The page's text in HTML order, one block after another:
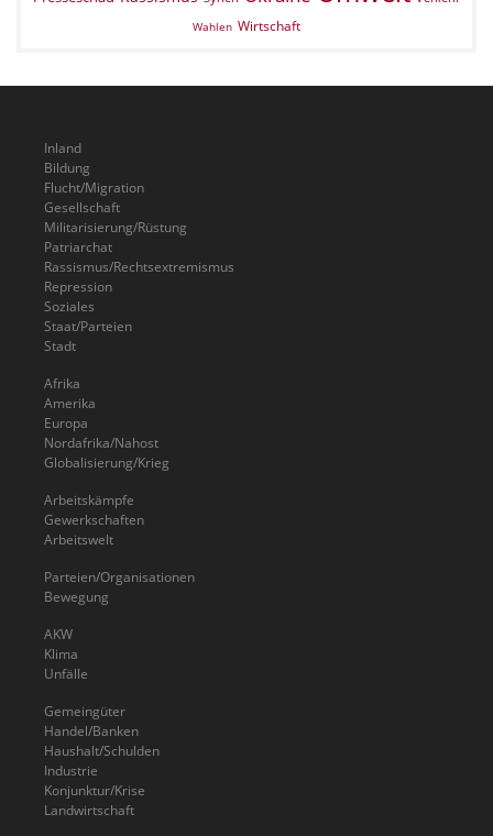
Wahlen Wirtschaft
Inland
Bildung
Flucht/Migration
Gesellschaft
Militarisierung/Rüstung
Patriarchat
Rassismus/Rechtsextremismus
Repression
Soziales
Staat/Parteien
Stadt
Afrika
Amerika
Europa
Nordafrika/Nahost
Globalisierung/Krieg
Arbeitskämpfe
Gewerkschaften
Arbeitswelt
Parteien/Organisationen
Bewegung
AKW
Klima
Unfälle
Gemeingüter
Handel/Banken
Haushalt/Schulden
Industrie
Konjunktur/Krise
Landwirtschaft